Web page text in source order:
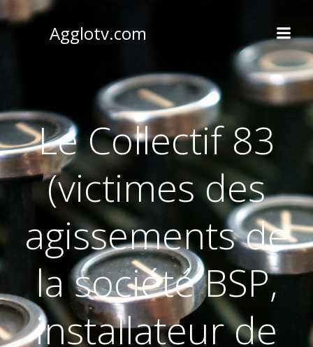
Agglotv.com
Le Collectif 83
(victimes des
agissements de
la société BSP,
installateur de